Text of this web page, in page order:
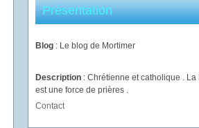
Présentation
Blog : Le blog de Mortimer
Description : Chrétienne et catholique . La
est une force de prières .
Contact